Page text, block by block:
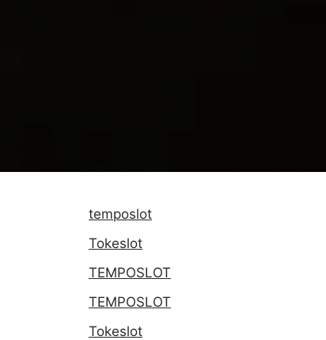
temposlot
Tokeslot
TEMPOSLOT
TEMPOSLOT
Tokeslot